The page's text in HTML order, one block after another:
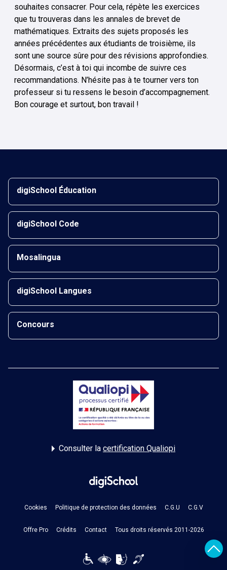
souhaites consacrer. Pour cela, répète les exercices
que tu trouveras dans les annales de brevet de
mathématiques. Extraits des sujets proposés les
années précédentes aux étudiants de troisième, ils
sont une source sûre pour des révisions approfondies.
Désormais, c’est à toi qui incombe de suivre ces
recommandations. N’hésite pas à te tourner vers ton
professeur si tu ressens le besoin d’accompagnement.
Bon courage et surtout, bon travail !
digiSchool Éducation
digiSchool Code
Mosalingua
digiSchool Langues
Concours
Consulter la certification Qualiopi
Cookies Politique de protection des données C.G.U C.G.V
Offre Pro Crédits Contact Tous droits réservés 2011-2026